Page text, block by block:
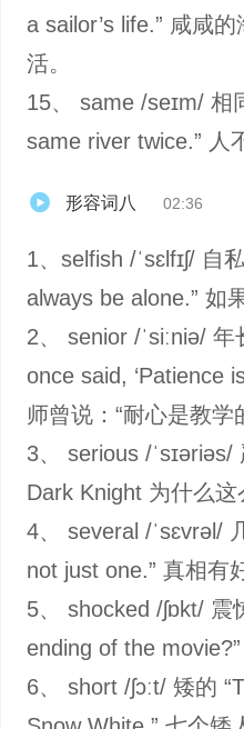
a sailor’s life.” 咸咸
活。
15、 same /seɪm/ 相
same river twice.” 人
形容词八 02:36
1、selfish /ˈsɛlfɪʃ/ 自
always be alone.” 如
2、 senior /ˈsiːniə/
once said, ‘Patience
师曾说：“耐心是教学
3、 serious /
Dark Knight 为什么这
4、 several /ˈsɛvrəl/
not just one.” 真相有
5、 shocked /ʃɒkt/
ending of the
6、 short /ʃɔːt/ 矮的